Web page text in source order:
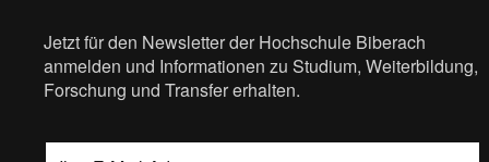
Jetzt für den Newsletter der Hochschule Biberach
anmelden und Informationen zu Studium, Weiterbildung,
Forschung und Transfer erhalten.